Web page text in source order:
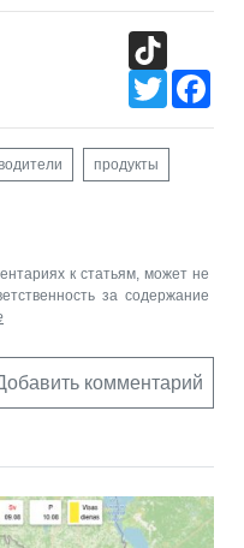
Twitter
продукты
к статьям, может не
за содержание
комментарий